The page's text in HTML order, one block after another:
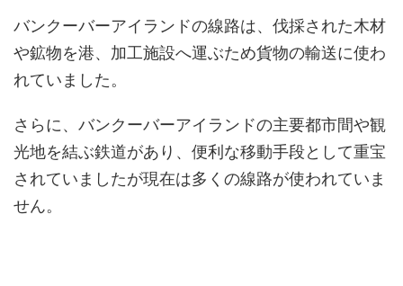
バンクーバーアイランドの線路は、伐採された木材
や鉱物を港、加工施設へ運ぶため貨物の輸送に使わ
れていました。
さらに、バンクーバーアイランドの主要都市間や観
光地を結ぶ鉄道があり、便利な移動手段として重宝
されていましたが現在は多くの線路が使われていま
せん。